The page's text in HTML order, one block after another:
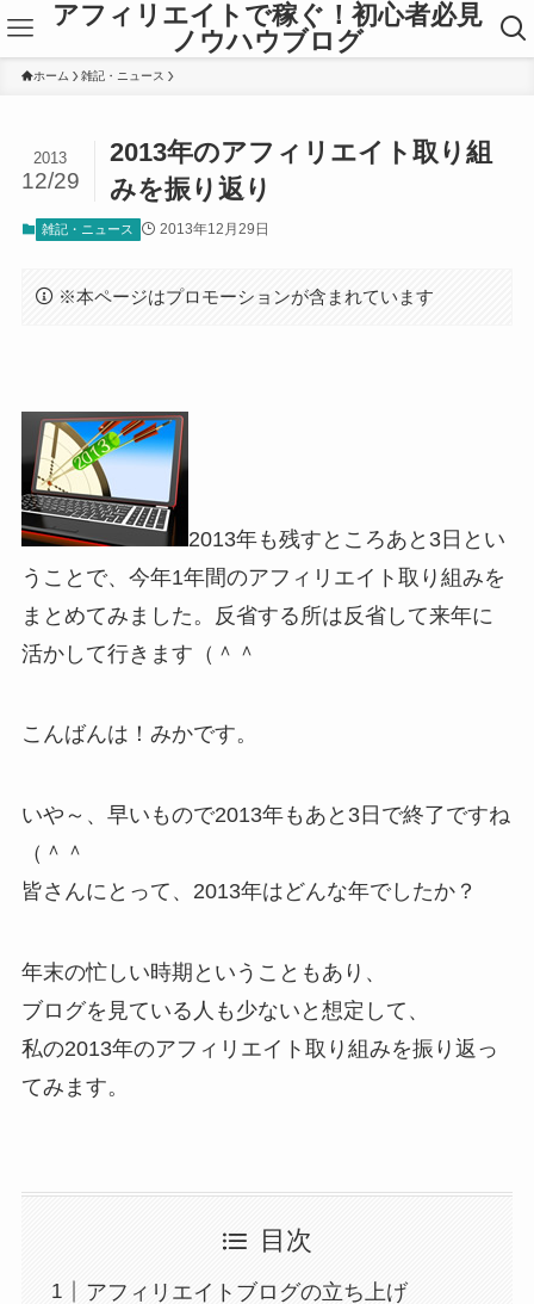
アフィリエイトで稼ぐ！初心者必見
ノウハウブログ
ホーム 雑記・ニュース
2013年のアフィリエイト取り組
みを振り返り
2013
12/29
雑記・ニュース 2013年12月29日
※本ページはプロモーションが含まれています
2013年も残すところあと3日とい
うことで、今年1年間のアフィリエイト取り組みを
まとめてみました。反省する所は反省して来年に
活かして行きます（＾＾
こんばんは！みかです。
いや～、早いもので2013年もあと3日で終了ですね
（＾＾
皆さんにとって、2013年はどんな年でしたか？
年末の忙しい時期ということもあり、
ブログを見ている人も少ないと想定して、
私の2013年のアフィリエイト取り組みを振り返っ
てみます。
目次
アフィリエイトブログの立ち上げ